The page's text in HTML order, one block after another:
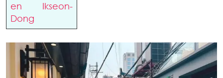
en Ikseon-
Dong